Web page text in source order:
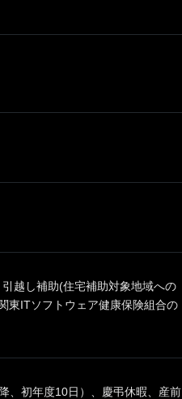
越し補助(住宅補助対象地域への
東ITソフトウェア健康保険組合の
、初年度10日）、慶弔休暇、産前